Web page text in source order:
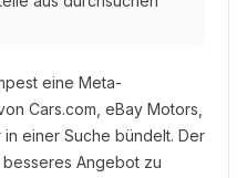
eine Meta-
Cars.com, eBay Motors,
einer Suche bündelt. Der
Angebot zu